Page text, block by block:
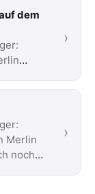
dem
›
Merlin
noch
›